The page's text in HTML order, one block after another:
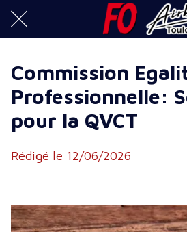
Commission
Professionnelle:
pour la QVCT
Rédigé le 12/06/2026